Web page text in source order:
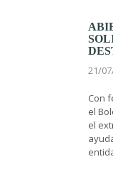
21/
Con
el
el